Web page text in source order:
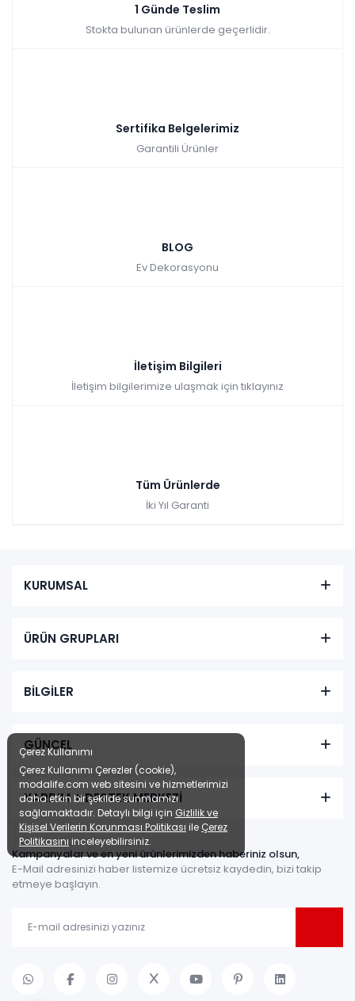
1 Günde Teslim
Stokta bulunan ürünlerde geçerlidir.
Sertifika Belgelerimiz
Garantili Ürünler
BLOG
Ev Dekorasyonu
İletişim Bilgileri
İletişim bilgilerimize ulaşmak için tıklayınız
Tüm Ürünlerde
İki Yıl Garanti
KURUMSAL
ÜRÜN GRUPLARI
BİLGİLER
GÜNCEL
YARDIM + DESTEK MERKEZİ
Kampanyalar ve en yeni ürünlerimizden haberiniz olsun,
E-Mail adresinizi haber listemize ücretsiz kaydedin, bizi takip
etmeye başlayın.
Çerez Kullanımı
Çerez Kullanımı Çerezler (cookie),
modalife.com web sitesini ve hizmetlerimizi
daha etkin bir şekilde sunmamızı
sağlamaktadır. Detaylı bilgi için Gizlilik ve
Kişisel Verilerin Korunması Politikası ile Çerez
Politikasını inceleyebilirsiniz.